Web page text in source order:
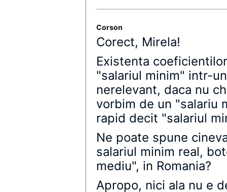
Corson
Corect, Mirela!
Existenta
"salariul minim" intr-
nerelevant, daca nu
vorbim de un "salariu
rapid decit "salariul
Ne poate spune
salariul minim real,
mediu", in Romania?
Apropo, nici ala nu e